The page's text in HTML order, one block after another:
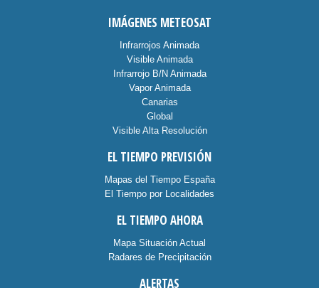
IMÁGENES METEOSAT
Infrarrojos Animada
Visible Animada
Infrarrojo B/N Animada
Vapor Animada
Canarias
Global
Visible Alta Resolución
EL TIEMPO PREVISIÓN
Mapas del Tiempo España
El Tiempo por Localidades
EL TIEMPO AHORA
Mapa Situación Actual
Radares de Precipitación
ALERTAS